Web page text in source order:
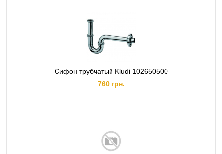
Сифон трубчатый Kludi 102650500
760 грн.